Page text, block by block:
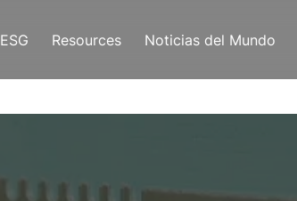
ESG Resources Noticias del Mundo